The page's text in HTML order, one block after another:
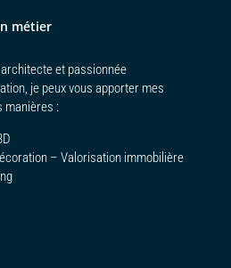
métier
et passionnée
je peux vous apporter mes
manières :
– Valorisation immobilière